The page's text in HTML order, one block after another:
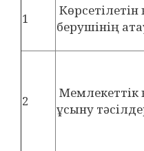
1
берушінің
2
Мемлекеттік
ұсыну